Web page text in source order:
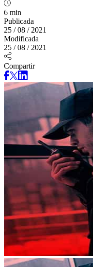
6 min
Publicada
25 / 08 / 2021
Modificada
25 / 08 / 2021
Compartir